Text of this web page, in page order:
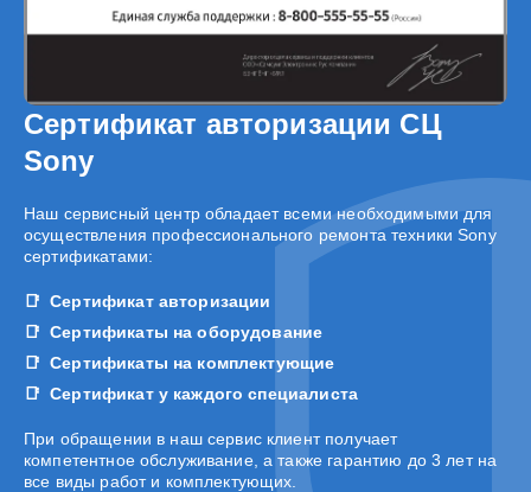
Сертификат авторизации СЦ
Sony
Наш сервисный центр обладает всеми необходимыми для
осуществления профессионального ремонта техники Sony
сертификатами:
Сертификат авторизации
Сертификаты на оборудование
Сертификаты на комплектующие
Сертификат у каждого специалиста
При обращении в наш сервис клиент получает
компетентное обслуживание, а также гарантию до 3 лет на
все виды работ и комплектующих.